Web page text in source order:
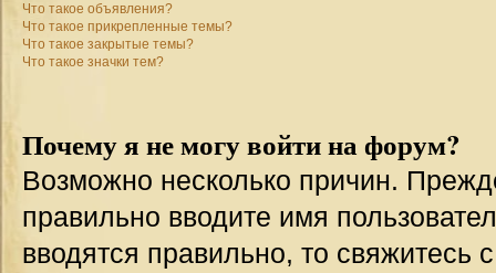
Что такое объявления?
Что такое прикрепленные темы?
Что такое закрытые темы?
Что такое значки тем?
Почему я не могу войти на форум?
Возможно несколько причин.
правильно вводите имя
вводятся правильно, то